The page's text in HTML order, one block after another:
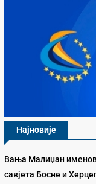
Најновије
Вања Малиџан
савјета Босне и